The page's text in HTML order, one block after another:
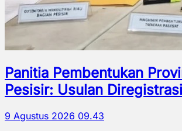
Panitia Pembentukan
Pesisir: Usulan
9 Agustus 2026 09.43